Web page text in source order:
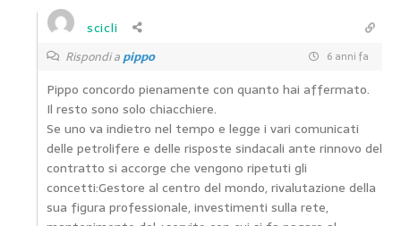
scicli
Rispondi apippo 6 anni fa
Pippo concordo pienamente con quanto hai affermato.
Il resto sono solo chiacchiere.
Se uno va indietro nel tempo e legge i vari comunicati
delle petrolifere e delle risposte sindacali ante rinnovo del
contratto si accorge che vengono ripetuti gli
concetti:Gestore al centro del mondo, rivalutazione della
sua figura professionale, investimenti sulla rete,